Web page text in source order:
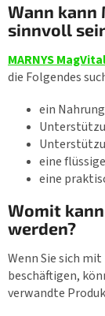
Wann kann
sinnvoll
MARNYS
die Folgendes
ein
eine
eine
Womit
werden?
Wenn Sie sich
beschäftigen,
verwandte